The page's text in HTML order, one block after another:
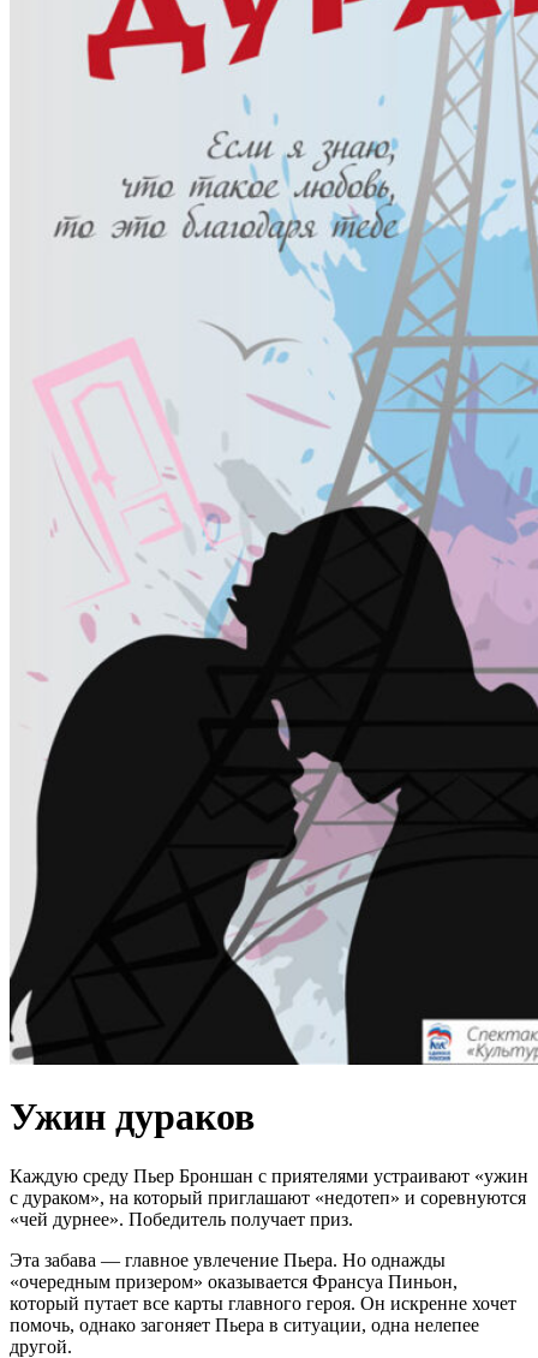
Ужин дураков
Каждую среду Пьер Броншан с приятелями устраивают «ужин
с дураком», на который приглашают «недотеп» и соревнуются
«чей дурнее». Победитель получает приз.
Эта забава — главное увлечение Пьера. Но однажды
«очередным призером» оказывается Франсуа Пиньон,
который путает все карты главного героя. Он искренне хочет
помочь, однако загоняет Пьера в ситуации, одна нелепее
другой.